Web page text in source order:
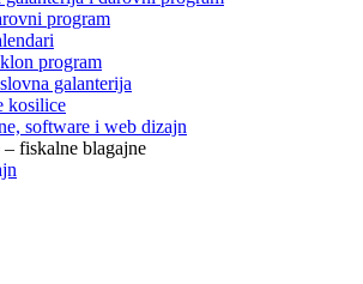
program
program
galanterija
kosilice
software i web dizajn
– fiskalne blagajne